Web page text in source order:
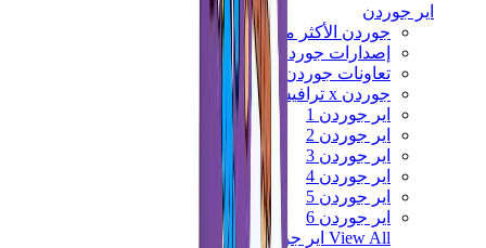
اير جوردن
جوردن الأكثر مبيعاً
إصدارات جوردن الجديدة
تعاونات جوردن
جوردن x ترافيس سكوت
اير جوردن 1
اير جوردن 2
اير جوردن 3
اير جوردن 4
اير جوردن 5
اير جوردن 6
View All اير جوردن